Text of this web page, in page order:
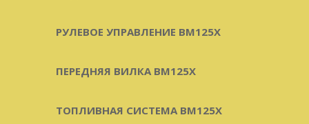
РУЛЕВОЕ УПРАВЛЕНИЕ BM125X
ПЕРЕДНЯЯ ВИЛКА BM125X
ТОПЛИВНАЯ СИСТЕМА BM125X